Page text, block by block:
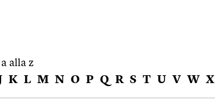
alla z
K L M N O P Q R S T U V W X